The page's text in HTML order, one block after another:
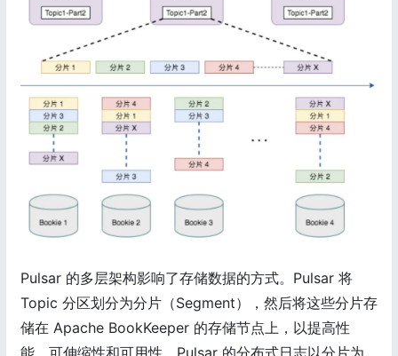
Pulsar 的多层架构影响了存储数据的方式。Pulsar 将
Topic 分区划分为分片（Segment），然后将这些分片存
储在 Apache BookKeeper 的存储节点上，以提高性
能、可伸缩性和可用性。Pulsar 的分布式日志以分片为